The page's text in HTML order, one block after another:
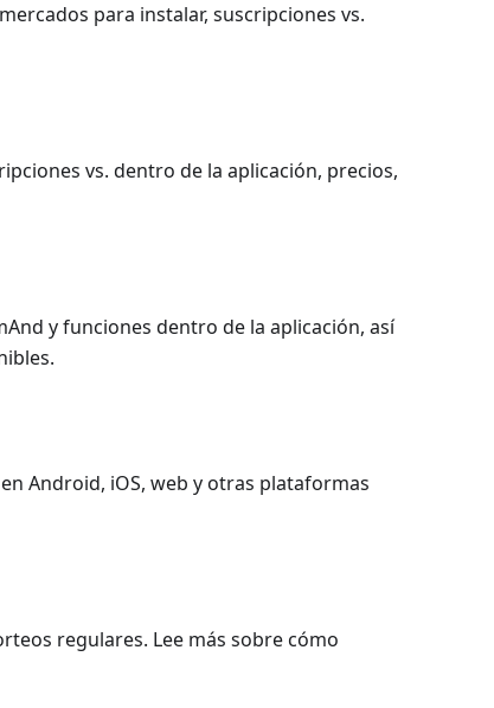
para instalar, suscripciones vs.
vs. dentro de la aplicación, precios,
y funciones dentro de la aplicación, así
Android, iOS, web y otras plataformas
regulares. Lee más sobre cómo